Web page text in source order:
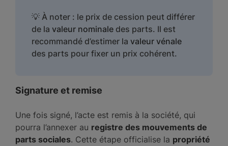
💡 À noter : le prix de cession peut différer
de la valeur nominale des parts. Il est
recommandé d’estimer la valeur vénale
des parts pour fixer un prix cohérent.
Signature et remise
Une fois signé, l’acte est remis à la société, qui
pourra l’annexer au registre des mouvements de
parts sociales. Cette étape officialise la propriété